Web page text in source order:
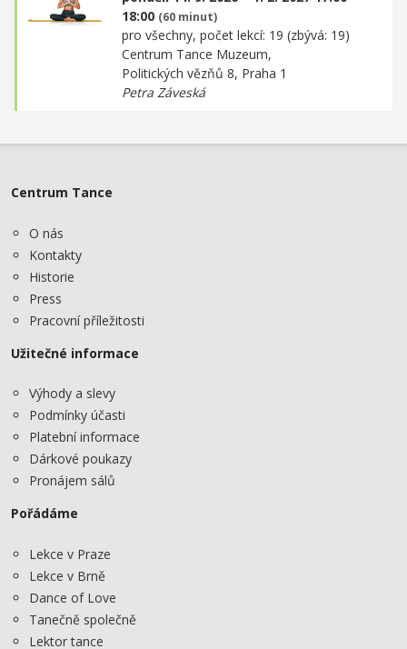
18:00 (60 minut)
pro všechny, počet lekcí: 19 (zbývá: 19)
Centrum Tance Muzeum,
Politických vězňů 8, Praha 1
Petra Záveská
Centrum Tance
O nás
Kontakty
Historie
Press
Pracovní příležitosti
Užitečné informace
Výhody a slevy
Podmínky účasti
Platební informace
Dárkové poukazy
Pronájem sálů
Pořádáme
Lekce v Praze
Lekce v Brně
Dance of Love
Tanečně společně
Lektor tance